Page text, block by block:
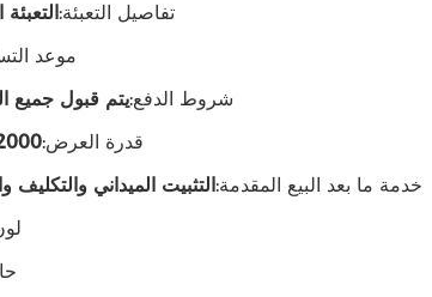
تفاصيل التعبئة:
موعد
شروط الدفع:يتم قبول جميع
قدرة العرض:2000
خدمة ما بعد البيع المقدمة:التثبيت الميداني والتكليف